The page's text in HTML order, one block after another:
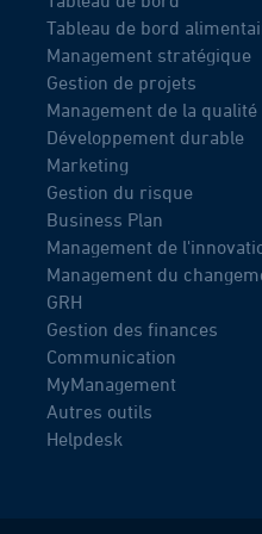
Tableau de bord
Management stratégique
Gestion de projets
Management de la qualité
Développement durable
Marketing
Gestion du risque
Business Plan
Management de
Management du
GRH
Gestion des finances
Communication
MyManagement
Autres outils
Helpdesk